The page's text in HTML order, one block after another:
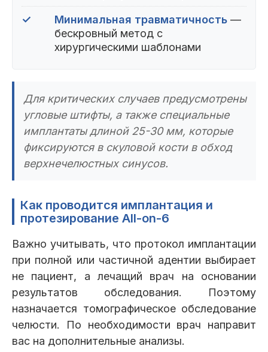
✓ Минимальная травматичность —
бескровный метод с
хирургическими шаблонами
Для критических случаев предусмотрены
угловые штифты, а также специальные
имплантаты длиной 25-30 мм, которые
фиксируются в скуловой кости в обход
верхнечелюстных синусов.
Как проводится имплантация и
протезирование All-on-6
Важно учитывать, что протокол имплантации
при полной или частичной адентии выбирает
не пациент, а лечащий врач на основании
результатов обследования. Поэтому
назначается томографическое обследование
челюсти. По необходимости врач направит
вас на дополнительные анализы.